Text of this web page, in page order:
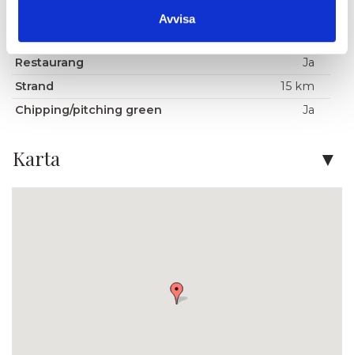
Avvisa
Reception (dygnet runt)
Restaurang
Ja
Strand
15 km
Chipping/pitching green
Ja
Karta